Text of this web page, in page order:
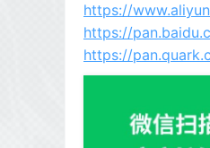
https://
https://
https://